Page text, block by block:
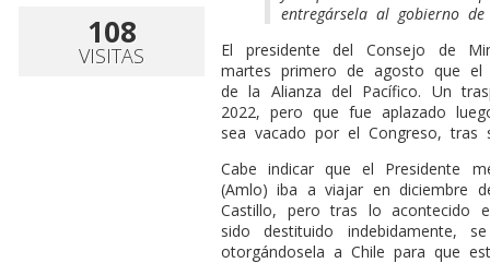
108
VISITAS
entregársela al gobierno
El presidente del Consejo de
martes primero de agosto que el
de la Alianza del Pacífico. Un
2022, pero que fue aplazado
sea vacado por el Congreso,
Cabe indicar que el Presidente
(Amlo) iba a viajar en diciembre
Castillo, pero tras lo acontecido
sido destituido indebidamente,
otorgándosela a Chile para que